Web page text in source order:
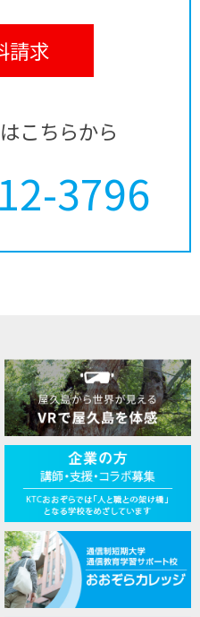
請求
こちらから
3796